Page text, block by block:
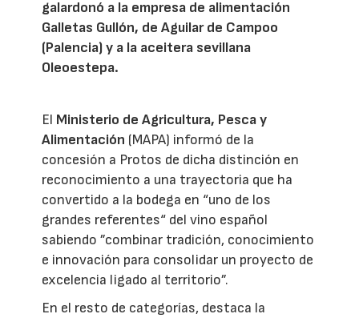
galardonó a la empresa de alimentación
Galletas Gullón, de Aguilar de Campoo
(Palencia) y a la aceitera sevillana
Oleoestepa.
El Ministerio de Agricultura, Pesca y
Alimentación (MAPA) informó de la
concesión a Protos de dicha distinción en
reconocimiento a una trayectoria que ha
convertido a la bodega en “uno de los
grandes referentes“ del vino español
sabiendo ”combinar tradición, conocimiento
e innovación para consolidar un proyecto de
excelencia ligado al territorio”.
En el resto de categorías, destaca la